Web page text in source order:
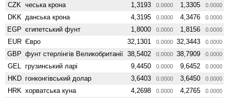
CZK чеська крона 1,3193 0.0000 1,3305 0.0000
DKK данська крона 4,3195 0.0000 4,3476 0.0000
EGP єгипетський фунт 1,8000 0.0000 1,8156 0.0000
EUR Євро 32,1301 0.0000 32,3443 0.0000
GBP фунт стерлінгів Велико­британії 38,5402 0.0000 38,7909 0.0000
GEL грузинський ларі 9,4450 0.0000 9,6452 0.0000
HKD гонконгівський долар 3,6403 0.0000 3,6450 0.0000
HRK хорватська куна 4,2698 0.0000 4,2765 0.0000